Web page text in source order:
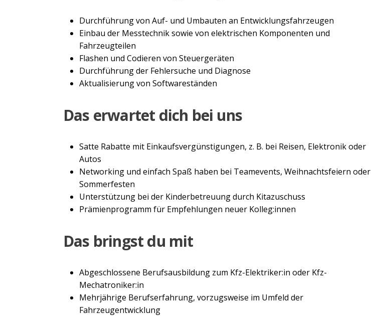
Durchführung von Auf- und Umbauten an Entwicklungsfahrzeugen
Einbau der Messtechnik sowie von elektrischen Komponenten und
Fahrzeugteilen
Flashen und Codieren von Steuergeräten
Durchführung der Fehlersuche und Diagnose
Aktualisierung von Softwareständen
Das erwartet dich bei uns
Satte Rabatte mit Einkaufsvergünstigungen, z. B. bei Reisen, Elektronik oder
Autos
Networking und einfach Spaß haben bei Teamevents, Weihnachtsfeiern oder
Sommerfesten
Unterstützung bei der Kinderbetreuung durch Kitazuschuss
Prämienprogramm für Empfehlungen neuer Kolleg:innen
Das bringst du mit
Abgeschlossene Berufsausbildung zum Kfz-Elektriker:in oder Kfz-
Mechatroniker:in
Mehrjährige Berufserfahrung, vorzugsweise im Umfeld der
Fahrzeugentwicklung